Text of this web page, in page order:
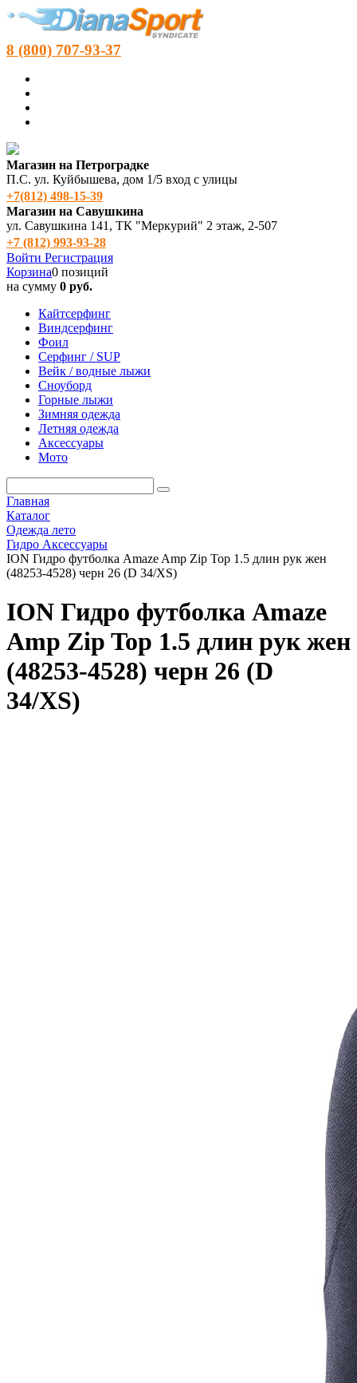
8 (800) 707-93-37
Магазин на Петроградке
П.С. ул. Куйбышева, дом 1/5 вход с улицы
+7(812) 498‑15-39
Магазин на Савушкина
ул. Савушкина 141, ТК "Меркурий" 2 этаж, 2-507
+7 (812) 993-93-28
Войти Регистрация
Корзина0 позиций
на сумму 0 руб.
Кайтсерфинг
Виндсерфинг
Фоил
Серфинг / SUP
Вейк / водные лыжи
Сноуборд
Горные лыжи
Зимняя одежда
Летняя одежда
Аксессуары
Мото
Главная
Каталог
Одежда лето
Гидро Аксессуары
ION Гидро футболка Amaze Amp Zip Top 1.5 длин рук жен
(48253-4528) черн 26 (D 34/XS)
ION Гидро футболка Amaze
Amp Zip Top 1.5 длин рук жен
(48253-4528) черн 26 (D
34/XS)